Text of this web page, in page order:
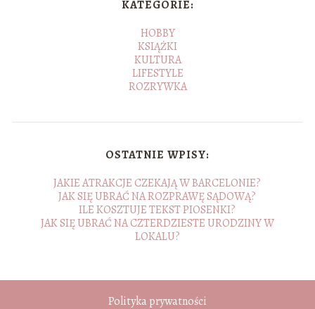
KATEGORIE:
HOBBY
KSIĄŻKI
KULTURA
LIFESTYLE
ROZRYWKA
OSTATNIE WPISY:
JAKIE ATRAKCJE CZEKAJĄ W BARCELONIE?
JAK SIĘ UBRAĆ NA ROZPRAWĘ SĄDOWĄ?
ILE KOSZTUJE TEKST PIOSENKI?
JAK SIĘ UBRAĆ NA CZTERDZIESTE URODZINY W
LOKALU?
Polityka prywatności